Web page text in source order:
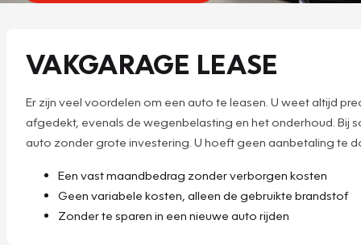
VAKGARAGE LEASE
Er zijn veel voordelen om een auto te leasen. U weet altijd
afgedekt, evenals de wegenbelasting en het onderhoud. Bij
auto zonder grote investering. U hoeft geen aanbetaling te
Een vast maandbedrag zonder verborgen kosten
Geen variabele kosten, alleen de gebruikte brandstof
Zonder te sparen in een nieuwe auto rijden